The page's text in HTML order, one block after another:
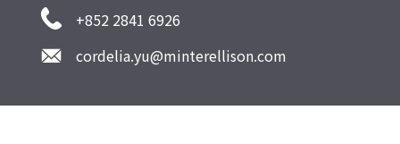
+852 2841 6926
cordelia.yu@minterellison.com